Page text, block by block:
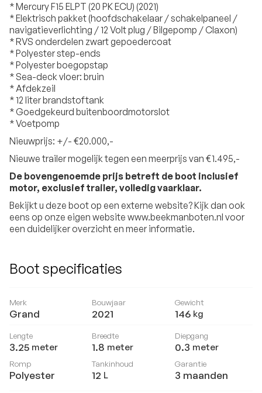
* Mercury F15 ELPT (20 PK ECU) (2021)
* Elektrisch pakket (hoofdschakelaar / schakelpaneel /
navigatieverlichting / 12 Volt plug / Bilgepomp / Claxon)
* RVS onderdelen zwart gepoedercoat
* Polyester step-ends
* Polyester boegopstap
* Sea-deck vloer: bruin
* Afdekzeil
* 12 liter brandstoftank
* Goedgekeurd buitenboordmotorslot
* Voetpomp
Nieuwprijs: +/- €20.000,-
Nieuwe trailer mogelijk tegen een meerprijs van €1.495,-
De bovengenoemde prijs betreft de boot inclusief
motor, exclusief trailer, volledig vaarklaar.
Bekijkt u deze boot op een externe website? Kijk dan ook
eens op onze eigen website www.beekmanboten.nl voor
een duidelijker overzicht en meer informatie.
Boot specificaties
Merk
Grand
Bouwjaar
2021
Gewicht
146 kg
Lengte
3.25 meter
Breedte
1.8 meter
Diepgang
0.3 meter
Romp
Polyester
Tankinhoud
12 L
Garantie
3 maanden